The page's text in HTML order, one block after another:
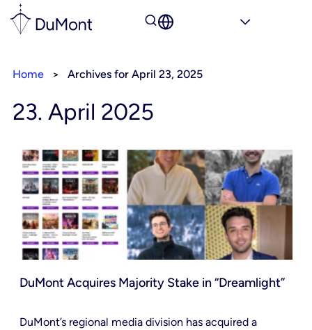
Home > Archives for April 23, 2025
23. April 2025
DuMont Acquires Majority Stake in “Dreamlight”
DuMont’s regional media division has acquired a